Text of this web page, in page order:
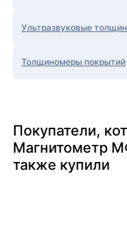
Ультразвуковые
Толщиномеры покрытий
Покупатели,
Магнитометр
также купили